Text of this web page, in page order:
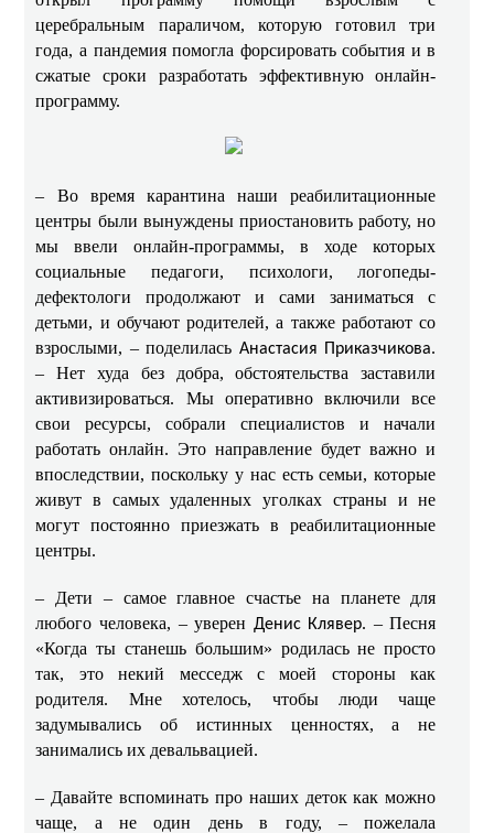
церебральным параличом, которую готовил три
года, а пандемия помогла форсировать события и в
сжатые сроки разработать эффективную онлайн-
программу.
– Во время карантина наши реабилитационные
центры были вынуждены приостановить работу, но
мы ввели онлайн-программы, в ходе которых
социальные педагоги, психологи, логопеды-
дефектологи продолжают и сами заниматься с
детьми, и обучают родителей, а также работают со
взрослыми, – поделилась Анастасия Приказчикова.
– Нет худа без добра, обстоятельства заставили
активизироваться. Мы оперативно включили все
свои ресурсы, собрали специалистов и начали
работать онлайн. Это направление будет важно и
впоследствии, поскольку у нас есть семьи, которые
живут в самых удаленных уголках страны и не
могут постоянно приезжать в реабилитационные
центры.
– Дети – самое главное счастье на планете для
любого человека, – уверен Денис Клявер. – Песня
«Когда ты станешь большим» родилась не просто
так, это некий месседж с моей стороны как
родителя. Мне хотелось, чтобы люди чаще
задумывались об истинных ценностях, а не
занимались их девальвацией.
– Давайте вспоминать про наших деток как можно
чаще, а не один день в году, – пожелала